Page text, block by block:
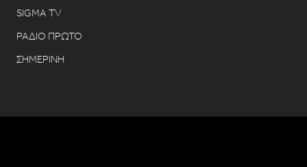
SIGMA TV
ΡΑΔΙΟ ΠΡΩΤΟ
ΣΗΜΕΡΙΝΗ